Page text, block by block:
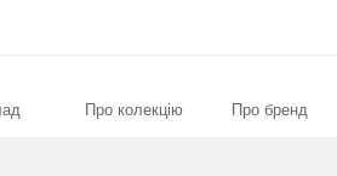
Про колекцію Про бренд